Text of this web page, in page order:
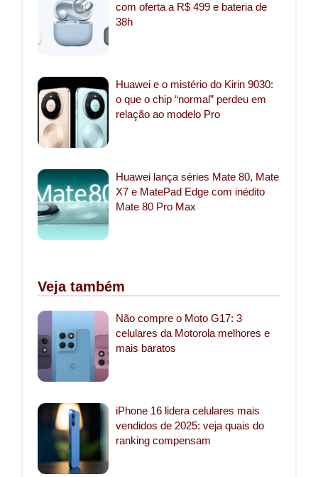
com oferta a R$ 499 e bateria de
38h
Huawei e o mistério do Kirin 9030:
o que o chip “normal” perdeu em
relação ao modelo Pro
Huawei lança séries Mate 80, Mate
X7 e MatePad Edge com inédito
Mate 80 Pro Max
Veja também
Não compre o Moto G17: 3
celulares da Motorola melhores e
mais baratos
iPhone 16 lidera celulares mais
vendidos de 2025: veja quais do
ranking compensam